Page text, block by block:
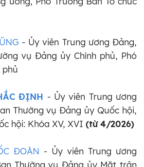
- Ủy viên Trung ương Đảng,
vụ Đảng ủy Chính phủ, Phó
phủ
ĐỊNH - Ủy viên Trung ương
Thường vụ Đảng ủy Quốc hội,
hội: Khóa XV, XVI (từ 4/2026)
ĐOÀN - Ủy viên Trung ương